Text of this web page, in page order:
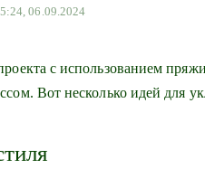
06.09.2024
с использованием
Вот несколько идей для